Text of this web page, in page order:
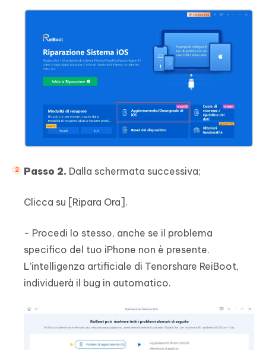
Passo 2. Dalla schermata successiva;
Clicca su [Ripara Ora].
- Procedi lo stesso, anche se il problema
specifico del tuo iPhone non è presente.
L’intelligenza artificiale di Tenorshare ReiBoot,
individuerà il bug in automatico.